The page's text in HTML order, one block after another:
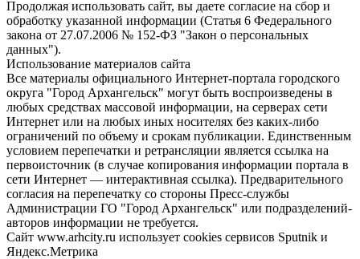
Продолжая использовать сайт, вы даете согласие на сбор и
обработку указанной информации (Статья 6 Федерального
закона от 27.07.2006 № 152-ФЗ "Закон о персональных
данных").
Использование материалов сайта
Все материалы официального Интернет-портала городского
округа "Город Архангельск" могут быть воспроизведены в
любых средствах массовой информации, на серверах сети
Интернет или на любых иных носителях без каких-либо
ограничений по объему и срокам публикации. Единственным
условием перепечатки и ретрансляции является ссылка на
первоисточник (в случае копирования информации портала в
сети Интернет — интерактивная ссылка). Предварительного
согласия на перепечатку со стороны Пресс-службы
Администрации ГО "Город Архангельск" или подразделений-
авторов информации не требуется.
Сайт www.arhcity.ru использует cookies сервисов Sputnik и
Яндекс.Метрика